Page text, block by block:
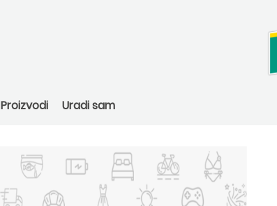
Proizvodi Uradi sam